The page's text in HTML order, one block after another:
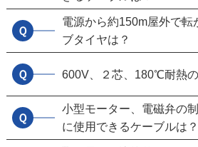
Ｑ
電源から約150m屋外で転
ブタイヤは？
Ｑ 600V、２芯、180℃耐熱
Ｑ
小型モーター、電磁弁の
に使用できるケーブルは？